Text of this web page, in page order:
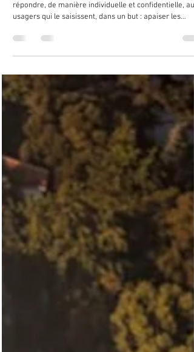
Découverte d’un métier du service public : Claude Roussel-
répondre, de manière individuelle et confidentielle, aux
relations entre usagers et administration. Zoom sur
fonction encore méconnue ! Suite de l'article :
https://www.casden.fr/metiers-de-la-fonction-
publique/decouverte-dun-metier-du-service-public-
mediateur-de-collectivite/